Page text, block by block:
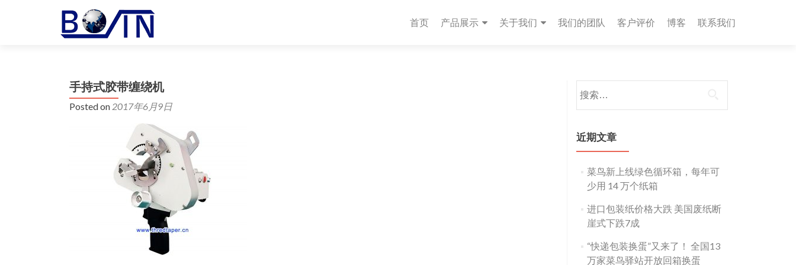
首页 产品展示 关于我们 我们的团队 客户评价 博客 联系我们
手持式胶带缠绕机
Posted on 2017年6月9日
索：
近期文章
菜鸟新上线绿色循环箱，每年可
少用 14 万个纸箱
进口包装纸价格大跌 美国废纸断
崖式下跌7成
“快递包装换蛋”又来了！ 全国13
万家菜鸟驿站开放回箱换蛋